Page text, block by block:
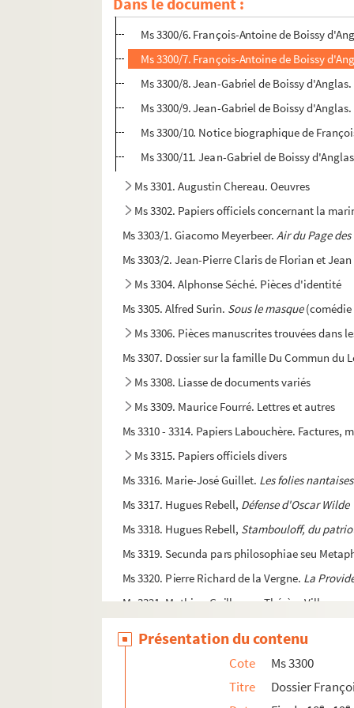
Ms 3300/5. Lettre de l'administration
Ms 3300/6. François-Antoine de Boissy
Ms 3300/7. François-Antoine de Boissy
Ms 3300/8. Jean-Gabriel de Boissy
Ms 3300/9. Jean-Gabriel de Boissy
Ms 3300/10. Notice biographique de
Ms 3300/11. Jean-Gabriel de Boissy
Ms 3301. Augustin Chereau. Oeuvres
Ms 3302. Papiers officiels concernant la
Ms 3303/1. Giacomo Meyerbeer.Air du Page
Ms 3303/2. Jean-Pierre Claris de Florian et
Ms 3304. Alphonse Séché. Pièces d'identité
Ms 3305. Alfred Surin. Sous le masque(comédie
Ms 3306. Pièces manuscrites trouvées dans
Ms 3307. Dossier sur la famille Du Commun du
Ms 3308. Liasse de documents variés
Ms 3309. Maurice Fourré. Lettres et autres
Ms 3310 - 3314. Papiers Labouchère. Factures,
Ms 3315. Papiers officiels divers
Ms 3316. Marie-José Guillet. Les folies
Ms 3317. Hugues Rebell, Défense d'Oscar Wilde
Ms 3318. Hugues Rebell, Stambouloff, du
Ms 3319. Secunda pars philosophiae seu
Ms 3320. Pierre Richard de la Vergne. La
Ms 3321. Mathieu-Guillaume-Thérèse
Ms 3324. Alphonse Jarnoux, chanoine. Le belle
Présentation du contenu
Cote
Ms 3300
Titre
Dossier